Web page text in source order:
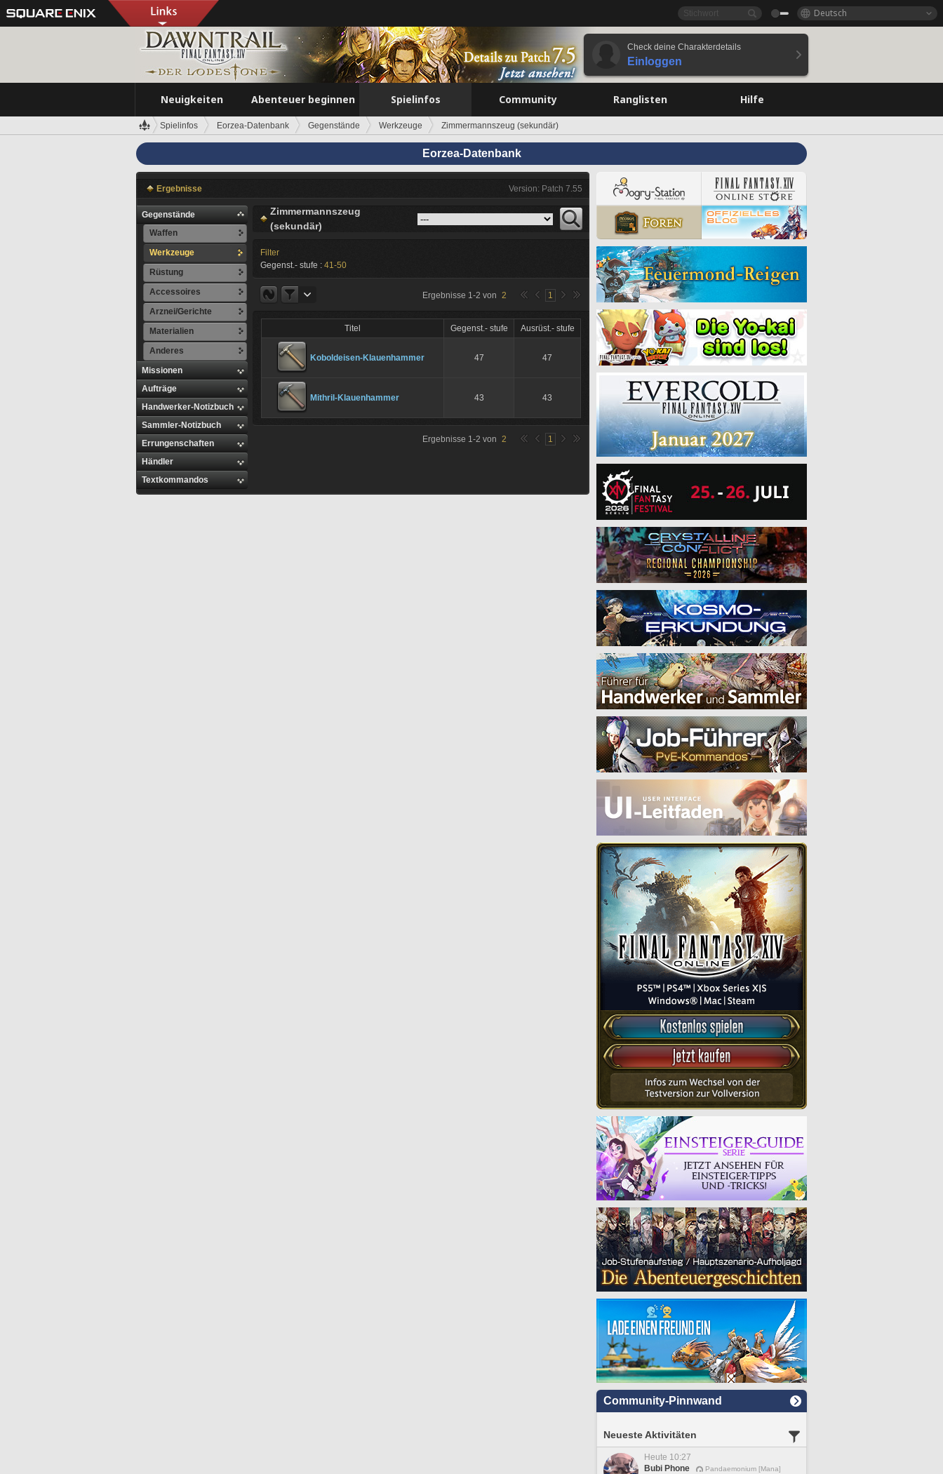
Deutsch
Check deine Charakterdetails
Einloggen
Neuigkeiten Abenteuer beginnen Spielinfos Community Ranglisten Hilfe
Spielinfos Eorzea-Datenbank Gegenstände Werkzeuge Zimmermannszeug (sekundär)
Eorzea-Datenbank
Ergebnisse Version: Patch 7.55
Gegenstände
Waffen
Werkzeuge
Rüstung
Accessoires
Arznei/Gerichte
Materialien
Anderes
Missionen
Aufträge
Handwerker-Notizbuch
Sammler-Notizbuch
Errungenschaften
Händler
Textkommandos
Zimmermannszeug
(sekundär)
Filter
Gegenst.- stufe : 41-50
Ergebnisse 1-2 von 2 1
Titel Gegenst.- stufe Ausrüst.- stufe
Koboldeisen-Klauenhammer 47 47
Mithril-Klauenhammer 43 43
Ergebnisse 1-2 von 2 1
Community-Pinnwand
Neueste Aktivitäten
Heute 10:27
Bubi Phone
Pandaemonium [Mana]